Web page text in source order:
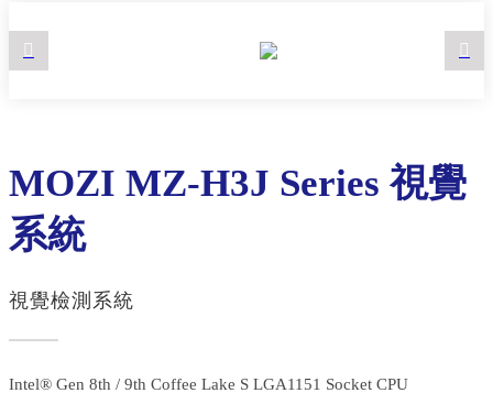
MOZI MZ-H3J Series 視覺
系統
視覺檢測系統
Intel® Gen 8th / 9th Coffee Lake S LGA1151 Socket CPU